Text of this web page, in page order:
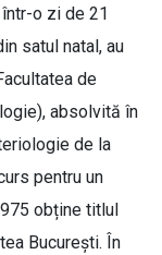
o zi de 21
satul natal, au
de
absolvită în
de la
pentru un
obține titlul
București. În